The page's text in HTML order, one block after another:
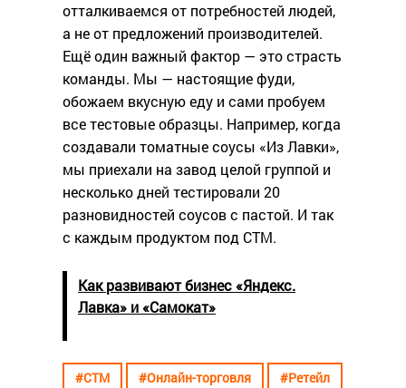
отталкиваемся от потребностей людей,
а не от предложений производителей.
Ещё один важный фактор — это страсть
команды. Мы — настоящие фуди,
обожаем вкусную еду и сами пробуем
все тестовые образцы. Например, когда
создавали томатные соусы «Из Лавки»,
мы приехали на завод целой группой и
несколько дней тестировали 20
разновидностей соусов с пастой. И так
с каждым продуктом под СТМ.
Как развивают бизнес «Яндекс.
Лавка» и «Самокат»
#СТМ #Онлайн-торговля #Ретейл